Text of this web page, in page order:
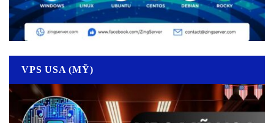
VPS USA (MỸ)